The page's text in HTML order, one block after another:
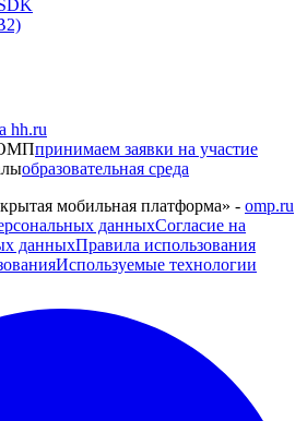
hh.ru
ОМПпринимаем заявки на участие
образовательная среда
мобильная платформа» - omp.ru
данныхСогласие на
данныхПравила использования
Используемые технологии